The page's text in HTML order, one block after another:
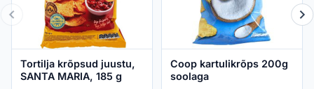
Tortilja krõpsud juustu,
SANTA MARIA, 185 g
Coop kartulikrõps 200g
soolaga